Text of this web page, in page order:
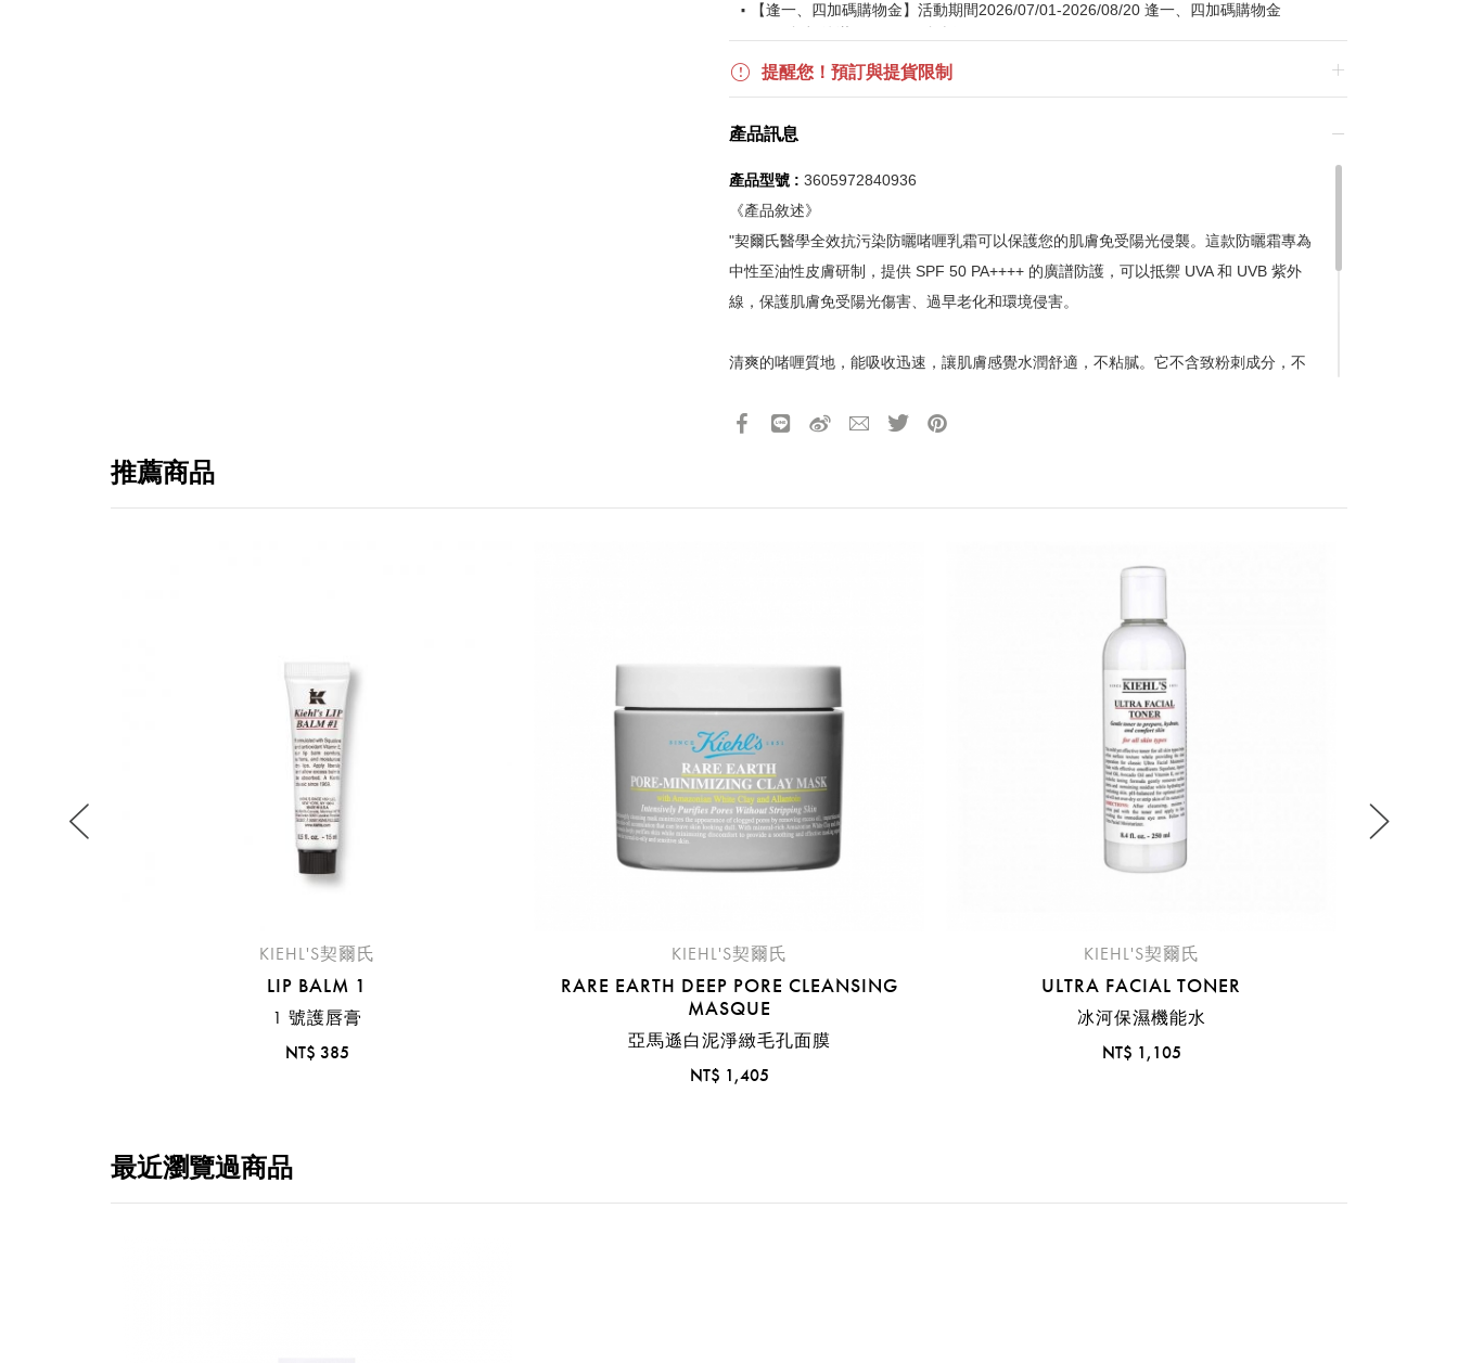
國際線出境旅客使用
不同機場的下單時間皆不相同，細節或訂購流程指引，請瀏覽
【逢一、四加碼購物金】活動期間2026/07/01-2026/08/20 逢一、四加碼購物金
活動詳情請參見
實際折扣金額以系統顯示為準
《網站活動限制說明》
所有活動皆訂單成立時間為準，贈品皆為數量有限，送完為止
所有活動皆以系統自動計算是否達到滿額優惠門檻，以系統計算為準
所有活動昇恆昌股份有限公司保留變更或終止之權利
提醒您！預訂與提貨限制
產品訊息
產品型號 : 3605972840936
《產品敘述》
"契爾氏醫學全效抗污染防曬啫喱乳霜可以保護您的肌膚免受陽光侵襲。這款防曬霜專為
中性至油性皮膚研制，提供 SPF 50 PA++++ 的廣譜防護，可以抵禦 UVA 和 UVB 紫外
線，保護肌膚免受陽光傷害、過早老化和環境侵害。
清爽的啫喱質地，能吸收迅速，讓肌膚感覺水潤舒適，不粘膩。它不含致粉刺成分，不
護，有助於防止黑斑和皺紋的出現。
滑健康的膚色。契爾氏醫學全效抗污染防曬啫喱乳霜適合日常使用，是您獲得全面防曬
推薦商品
KIEHL'S契爾氏
LIP BALM 1
1 號護唇膏
NT$ 385
KIEHL'S契爾氏
RARE EARTH DEEP PORE CLEANSING
MASQUE
亞馬遜白泥淨緻毛孔面膜
NT$ 1,405
KIEHL'S契爾氏
ULTRA FACIAL TONER
冰河保濕機能水
NT$ 1,105
最近瀏覽過商品